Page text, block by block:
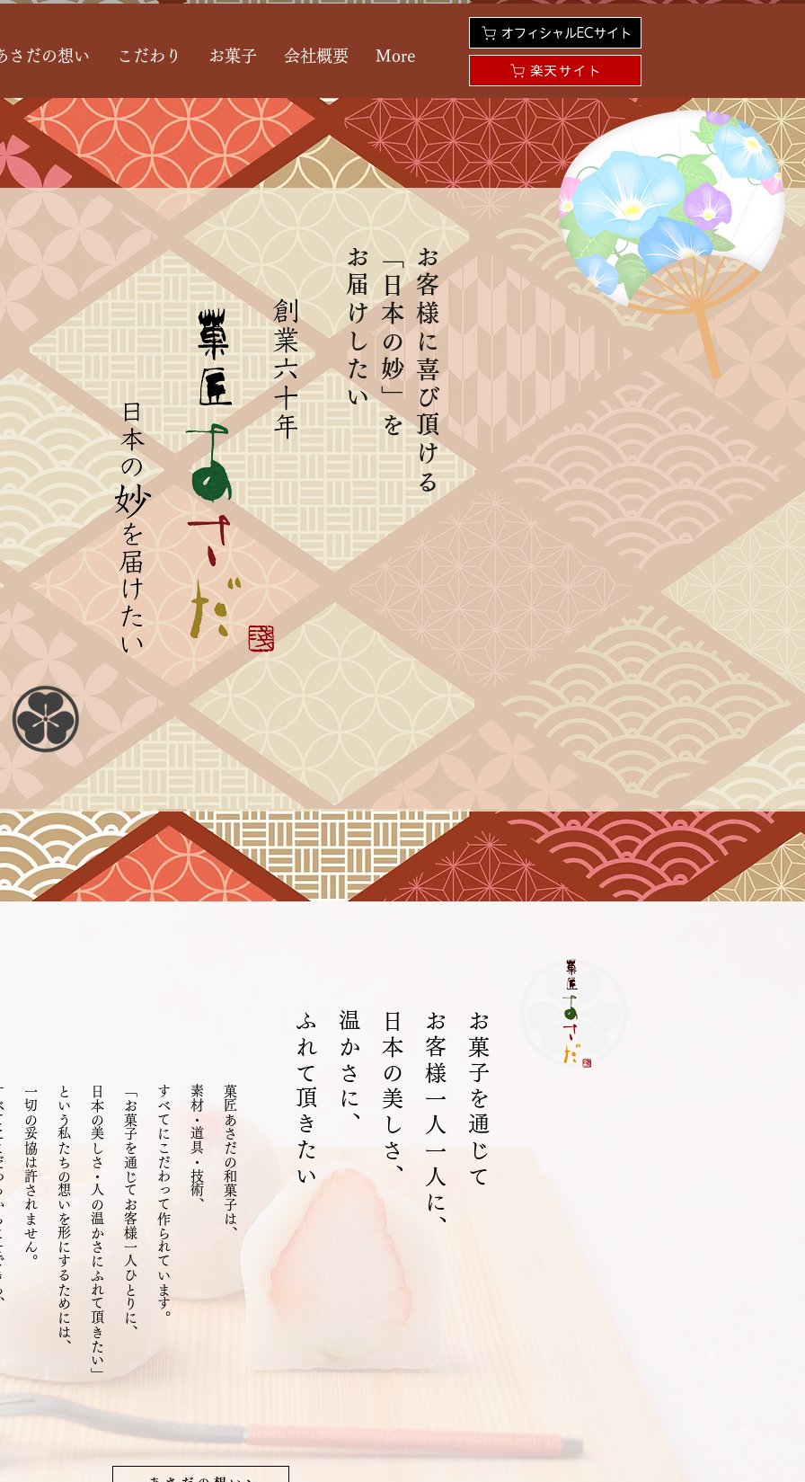
さだの想い こだわり お菓子 会社概要 More
オフィシャルECサイト
楽天サイト
お客様に喜び頂ける
「日本の妙」を
お届けしたい
菓匠あさだの和菓子は、
素材・道具・技術、
すべてにこだわって作られています。
「お菓子を通じてお客様一人ひとりに、
日本の美しさ・人の温かさにふれて頂きたい」
という私たちの想いを形にするためには、
一切の妥協は許されません。
きる、 お菓子を通じて
お客様一人一人に、
日本の美しさ、
温かさに、
ふれて頂きたい